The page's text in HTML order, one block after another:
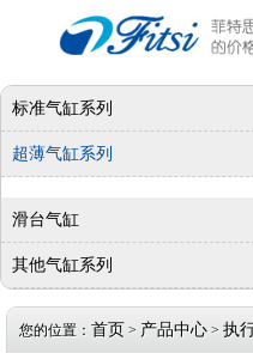
标准气缸系列
超薄气缸系列
滑台气缸
其他气缸系列
您的位置： 首页 > 产品中心 > 执